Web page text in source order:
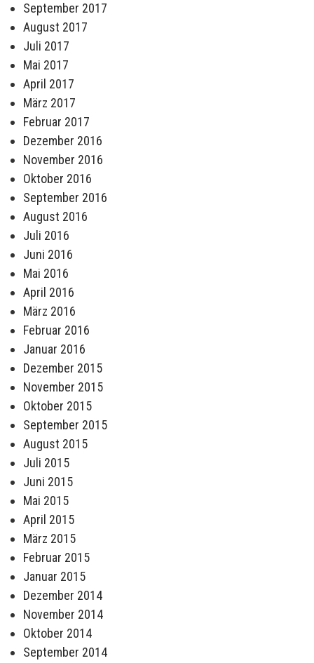
September 2017
August 2017
Juli 2017
Mai 2017
April 2017
März 2017
Februar 2017
Dezember 2016
November 2016
Oktober 2016
September 2016
August 2016
Juli 2016
Juni 2016
Mai 2016
April 2016
März 2016
Februar 2016
Januar 2016
Dezember 2015
November 2015
Oktober 2015
September 2015
August 2015
Juli 2015
Juni 2015
Mai 2015
April 2015
März 2015
Februar 2015
Januar 2015
Dezember 2014
November 2014
Oktober 2014
September 2014